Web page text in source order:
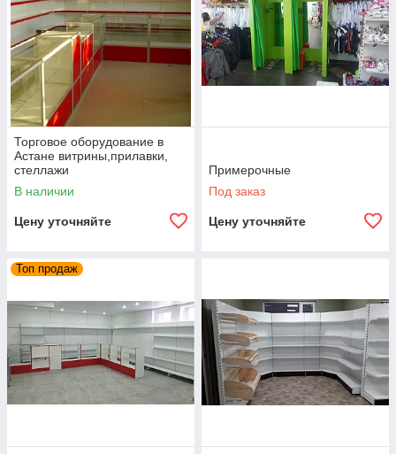
Торговое оборудование в
Астане витрины,прилавки,
стеллажи
В наличии
Цену уточняйте
Примерочные
Под заказ
Цену уточняйте
Топ продаж